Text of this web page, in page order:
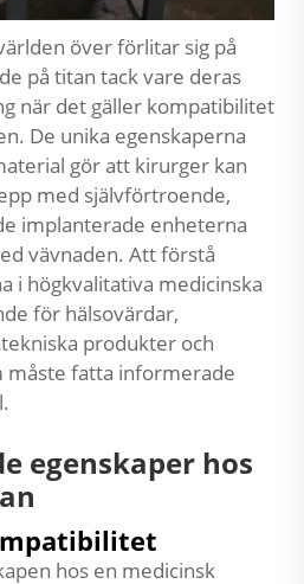
över förlitar sig på
på titan tack vare deras
när det gäller kompatibilitet
De unika egenskaperna
gör att kirurger kan
med självförtroende,
implanterade enheterna
vävnaden. Att förstå
i högkvalitativa medicinska
för hälsovärdar,
produkter och
måste fatta informerade
egenskaper hos
hos en medicinsk